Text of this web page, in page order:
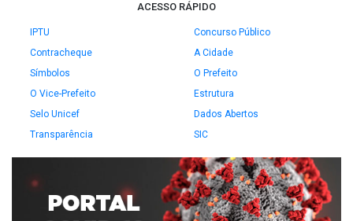
ACESSO RÁPIDO
IPTU
Concurso Público
Contracheque
A Cidade
Símbolos
O Prefeito
O Vice-Prefeito
Estrutura
Selo Unicef
Dados Abertos
Transparência
SIC